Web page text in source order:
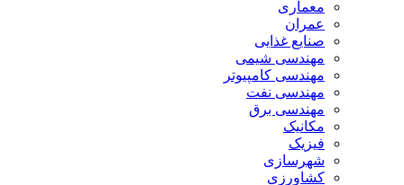
معماری
عمران
صنایع غذایی
مهندسی شیمی
مهندسی کامپیوتر
مهندسی نفت
مهندسی برق
مکانیک
فیزیک
شهرسازی
کشاورزی